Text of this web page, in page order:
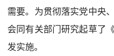
需要。为贯彻落实党中央
会同有关部门研究起草了
发实施。